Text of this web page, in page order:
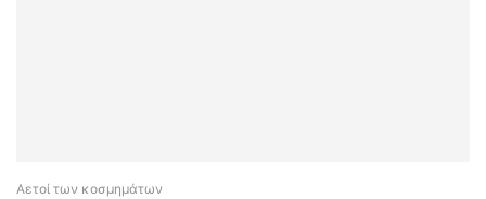
Αετοί των κοσμημάτων